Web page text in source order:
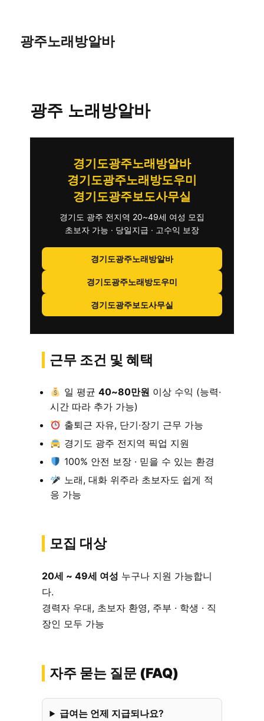
광주노래방알바
광주 노래방알바
경기도광주노래방알바
경기도광주노래방도우미
경기도광주보도사무실
경기도 광주 전지역 20~49세 여성 모집
초보자 가능 · 당일지급 · 고수익 보장
경기도광주노래방알바
경기도광주노래방도우미
경기도광주보도사무실
근무 조건 및 혜택
일 평균 40~80만원 이상 수익 (능력·
시간 따라 추가 가능)
출퇴근 자유, 단기·장기 근무 가능
경기도 광주 전지역 픽업 지원
100% 안전 보장 · 믿을 수 있는 환경
노래, 대화 위주라 초보자도 쉽게 적
응 가능
모집 대상
20세 ~ 49세 여성 누구나 지원 가능합니
다.
경력자 우대, 초보자 환영, 주부 · 학생 · 직
장인 모두 가능
자주 묻는 질문 (FAQ)
급여는 언제 지급되나요?